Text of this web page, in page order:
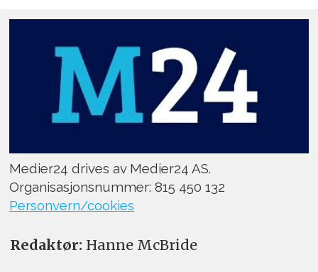
Medier24 drives av Medier24 AS.
Organisasjonsnummer: 815 450 132
Personvern/cookies
Redaktør: Hanne McBride